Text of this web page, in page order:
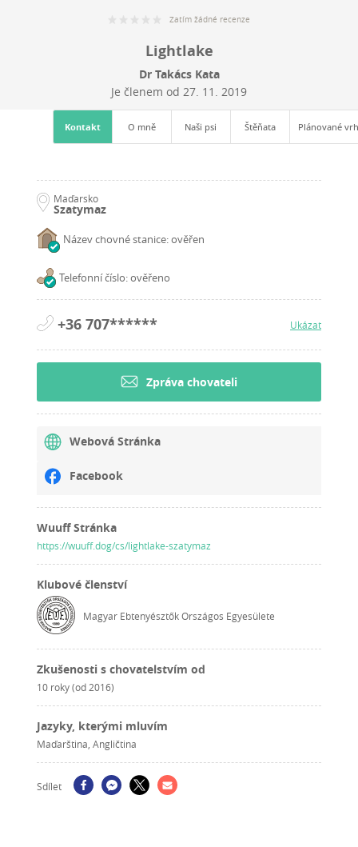
Zatím žádné recenze
Lightlake
Dr Takács Kata
Je členem od 27. 11. 2019
Kontakt O mně Naši psi Štěňata Plánované
Maďarsko
Szatymaz
Název chovné stanice: ověřen
Telefonní číslo: ověřeno
+36 707****** Ukázat
Zpráva chovateli
Webová Stránka
Facebook
Wuuff Stránka
https://wuuff.dog/cs/lightlake-szatymaz
Klubové členství
Magyar Ebtenyésztők Országos Egyesülete
Zkušenosti s chovatelstvím od
10 roky (od 2016)
Jazyky, kterými mluvím
Maďarština, Angličtina
Sdílet